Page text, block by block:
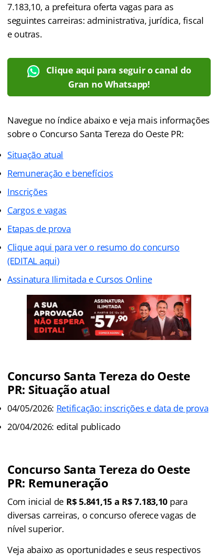
7.183,10, a prefeitura oferta vagas para as
seguintes carreiras: administrativa, jurídica, fiscal
e outras.
Clique aqui para seguir o canal do
Gran no Whatsapp!
Navegue no índiceabaixo e veja mais informações
sobre o Concurso Santa Tereza do Oeste PR:
Situação atual
Remuneração e benefícios
Inscrições
Cargos e vagas
Etapas de prova
Clique aqui para ver o resumo do concurso
(EDITAL aqui)
Assinatura Ilimitada e Cursos Online
Concurso Santa Tereza do Oeste
PR: Situação atual
04/05/2026: Retificação: inscrições e data de prova
20/04/2026: edital publicado
Concurso Santa Tereza do Oeste
PR: Remuneração
Com inicial de R$ 5.841,15 a R$ 7.183,10 para
diversas carreiras, o concurso oferece vagas de
nível superior.
Veja abaixo as oportunidades e seus respectivos